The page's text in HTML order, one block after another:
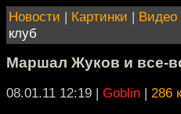
Новости | Картинки | Видео
клуб
Маршал Жуков и все-
08.01.11 12:19 | Goblin | 286